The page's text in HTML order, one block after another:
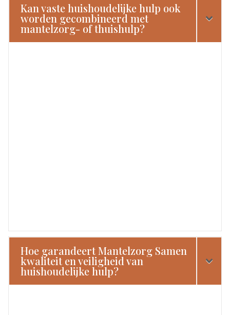
Kan vaste huishoudelijke hulp ook
worden gecombineerd met
mantelzorg- of thuishulp?
Hoe garandeert Mantelzorg Samen
kwaliteit en veiligheid van
huishoudelijke hulp?